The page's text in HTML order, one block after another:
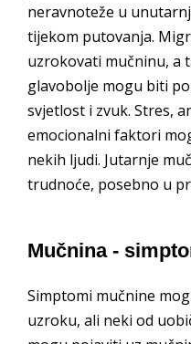
neravnoteže u
tijekom putovanja.
uzrokovati mučninu, a
glavobolje mogu biti
svjetlost i zvuk. Stres,
emocionalni faktori
nekih ljudi. Jutarnje
trudnoće, posebno u
Mučnina -
Simptomi mučnine
uzroku, ali neki od